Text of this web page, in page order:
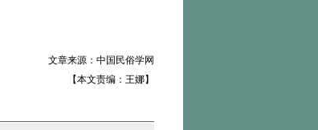
文章来源：中国民俗学网
【本文责编：王娜】